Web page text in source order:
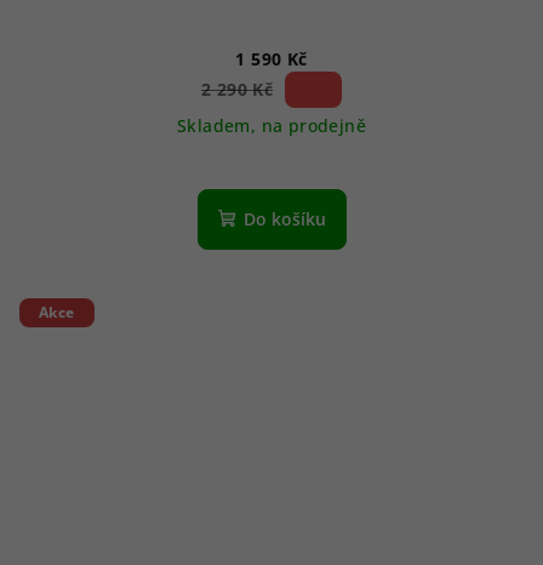
1 590 Kč
2 290 Kč
Skladem, na prodejně
Do košíku
Akce